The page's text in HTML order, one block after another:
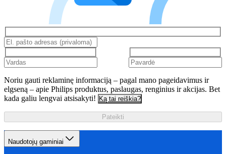
Noriu gauti reklaminę informaciją – pagal mano pageidavimus ir
elgseną – apie Philips produktus, paslaugas, renginius ir akcijas. Bet
kada galiu lengvai atsisakyti! Ką tai reiškia?
Pateikti
Naudotojų gaminiai